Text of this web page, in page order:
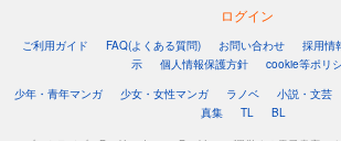
ログイン
ご利用ガイド FAQ(よくある質問) お問い合わせ 採用情
示
個人情報保護方針
cookie等ポリ
少年・青年マンガ
少女・女性マンガ ラノベ 小説・文芸
真集
TL BL